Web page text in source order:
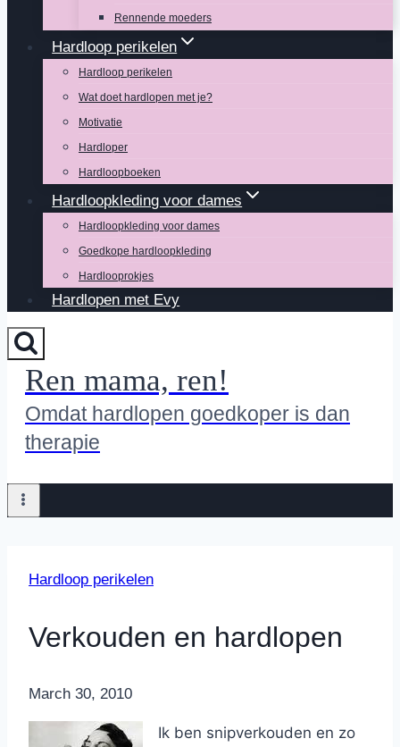
Rennende moeders
Hardloop perikelen
Hardloop perikelen
Wat doet hardlopen met je?
Motivatie
Hardloper
Hardloopboeken
Hardloopkleding voor dames
Hardloopkleding voor dames
Goedkope hardloopkleding
Hardlooprokjes
Hardlopen met Evy
Ren mama, ren!
Omdat hardlopen goedkoper is dan
therapie
Hardloop perikelen
Verkouden en hardlopen
ByNicole
March 30, 2010
Ik ben snipverkouden en zo